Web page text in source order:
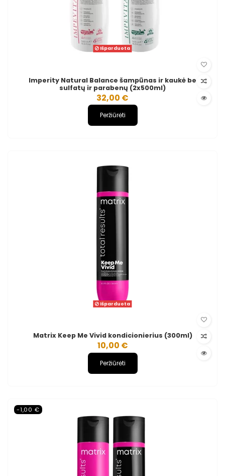
Išparduota
Imperity Natural Balance šampūnas ir kaukė be
sulfatų ir parabenų (2x500ml)
32,00 €
Peržiūrėti
Išparduota
Matrix Keep Me Vivid kondicionierius (300ml)
10,00 €
Peržiūrėti
-1,00 €